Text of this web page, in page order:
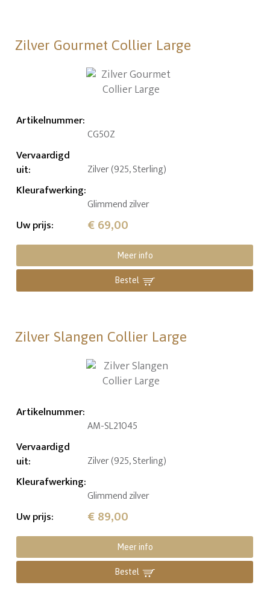
Zilver Gourmet Collier Large
Artikelnummer:
CG50Z
Vervaardigd
uit: Zilver (925, Sterling)
Kleurafwerking:
Glimmend zilver
Uw prijs: € 69,00
Meer info
Bestel
Zilver Slangen Collier Large
Artikelnummer:
AM-SL21045
Vervaardigd
uit: Zilver (925, Sterling)
Kleurafwerking:
Glimmend zilver
Uw prijs: € 89,00
Meer info
Bestel